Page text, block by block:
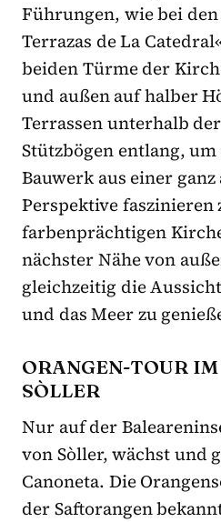
Führungen, wie bei den
Terrazas de La
beiden Türme der
und außen auf halber
Terrassen unterhalb
Stützbögen entlang,
Bauwerk aus einer
Perspektive faszinieren
farbenprächtigen
nächster Nähe von
gleichzeitig die
und das Meer zu
ORANGEN-TOUR
SÒLLER
Nur auf der
von Sòller, wächst und
Canoneta. Die
der Saftorangen